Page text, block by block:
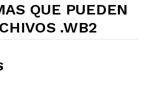
QUE PUEDEN
.WB2